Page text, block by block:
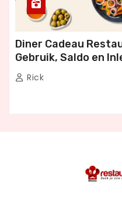
Diner Cadeau
Gebruik, Saldo en
Rick